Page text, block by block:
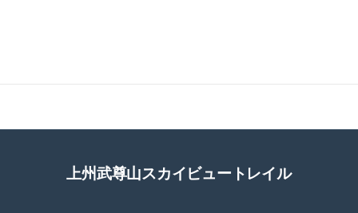
上州武尊山スカイビュートレイル